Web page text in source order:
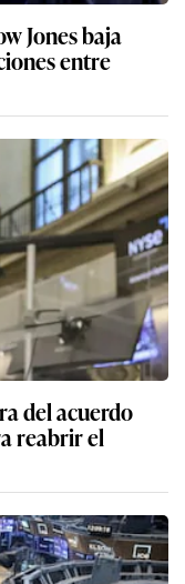
Jones baja
entre
del acuerdo
reabrir el